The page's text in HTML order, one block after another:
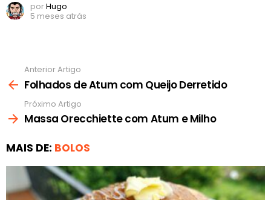
porHugo
5 meses atrás
mais
Anterior Artigo
Folhados de Atum com Queijo Derretido
Próximo Artigo
Massa Orecchiette com Atum e Milho
MAIS DE: BOLOS